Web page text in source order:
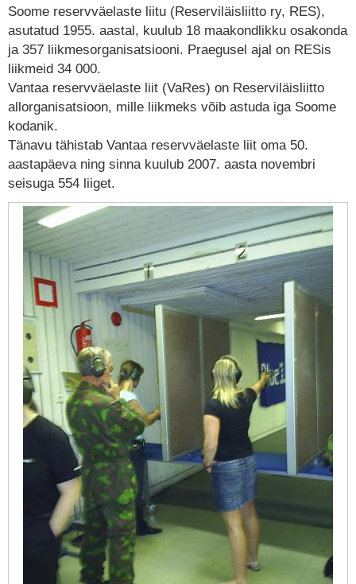
Soome reservväelaste liitu (Reserviläisliitto ry, RES),
asutatud 1955. aastal, kuulub 18 maakondlikku osakonda
ja 357 liikmesorganisatsiooni. Praegusel ajal on RESis
liikmeid 34 000.
Vantaa reservväelaste liit (VaRes) on Reserviläisliitto
allorganisatsioon, mille liikmeks võib astuda iga Soome
kodanik.
Tänavu tähistab Vantaa reservväelaste liit oma 50.
aastapäeva ning sinna kuulub 2007. aasta novembri
seisuga 554 liiget.